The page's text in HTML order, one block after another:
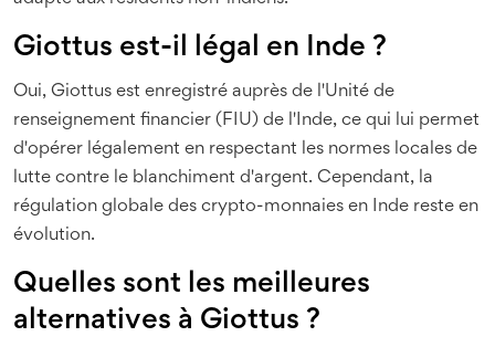
Giottus est-il légal en Inde ?
Oui, Giottus est enregistré auprès de l'Unité de
renseignement financier (FIU) de l'Inde, ce qui lui permet
d'opérer légalement en respectant les normes locales de
lutte contre le blanchiment d'argent. Cependant, la
régulation globale des crypto-monnaies en Inde reste en
évolution.
Quelles sont les meilleures
alternatives à Giottus ?